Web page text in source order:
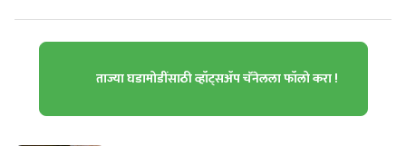
ताज्या घडामोडींसाठी व्हॉट्सॲप चॅनेलला फॉलो करा !